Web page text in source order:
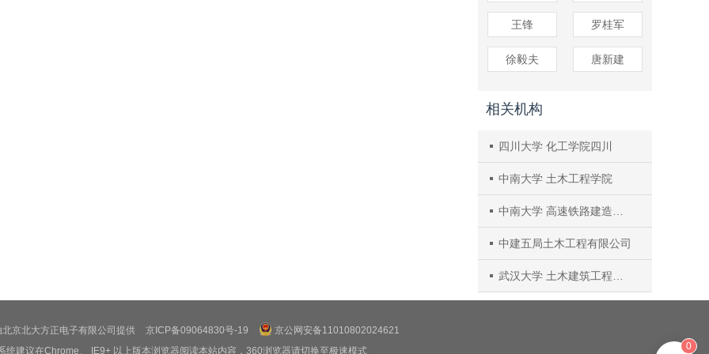
王锋 罗桂军
徐毅夫 唐新建
相关机构
四川大学 化工学院四川
中南大学 土木工程学院
中南大学 高速铁路建造技术国家工程研究中心
中建五局土木工程有限公司
武汉大学 土木建筑工程学院
京北大方正电子有限公司提供 京ICP备09064830号-19
京公网安备11010802024621
统建议在Chrome、 IE9+ 以上版本浏览器阅读本站内容，360浏览器请切换至极速模式
0